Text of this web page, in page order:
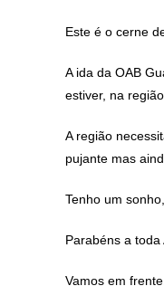
Este é o cerne
A ida da OAB
estiver, na
A região
pujante mas
Tenho um
Parabéns a
Vamos em